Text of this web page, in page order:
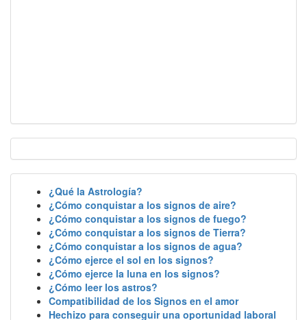
¿Qué la Astrología?
¿Cómo conquistar a los signos de aire?
¿Cómo conquistar a los signos de fuego?
¿Cómo conquistar a los signos de Tierra?
¿Cómo conquistar a los signos de agua?
¿Cómo ejerce el sol en los signos?
¿Cómo ejerce la luna en los signos?
¿Cómo leer los astros?
Compatibilidad de los Signos en el amor
Hechizo para conseguir una oportunidad laboral